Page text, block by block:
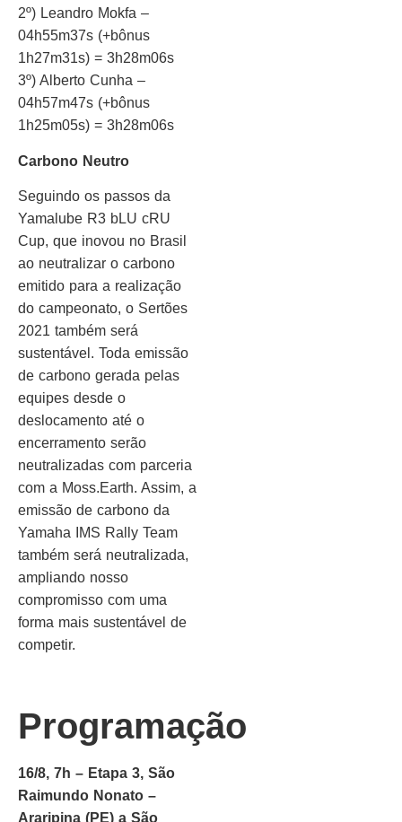
2º) Leandro Mokfa –
04h55m37s (+bônus
1h27m31s) = 3h28m06s
3º) Alberto Cunha –
04h57m47s (+bônus
1h25m05s) = 3h28m06s
Carbono Neutro
Seguindo os passos da
Yamalube R3 bLU cRU
Cup, que inovou no Brasil
ao neutralizar o carbono
emitido para a realização
do campeonato, o Sertões
2021 também será
sustentável. Toda emissão
de carbono gerada pelas
equipes desde o
deslocamento até o
encerramento serão
neutralizadas com parceria
com a Moss.Earth. Assim, a
emissão de carbono da
Yamaha IMS Rally Team
também será neutralizada,
ampliando nosso
compromisso com uma
forma mais sustentável de
competir.
Programação
16/8, 7h – Etapa 3, São
Raimundo Nonato –
Araripina (PE) a São